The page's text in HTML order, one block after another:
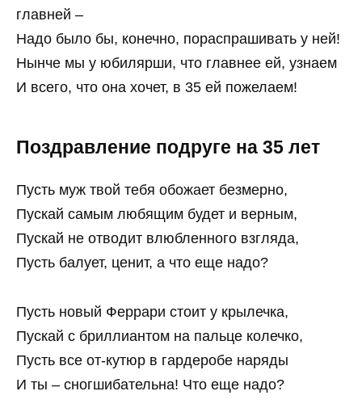
главней –
Надо было бы, конечно, пораспрашивать у ней!
Нынче мы у юбилярши, что главнее ей, узнаем
И всего, что она хочет, в 35 ей пожелаем!
Поздравление подруге на 35 лет
Пусть муж твой тебя обожает безмерно,
Пускай самым любящим будет и верным,
Пускай не отводит влюбленного взгляда,
Пусть балует, ценит, а что еще надо?
Пусть новый Феррари стоит у крылечка,
Пускай с бриллиантом на пальце колечко,
Пусть все от-кутюр в гардеробе наряды
И ты – сногшибательна! Что еще надо?